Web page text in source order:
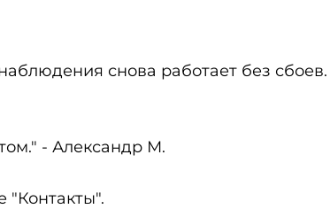
снова работает без
- Александр М.
"Контакты".